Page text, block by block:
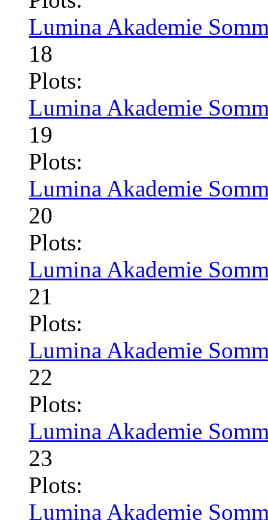
Lumina Akademie
18
Plots:
Lumina Akademie
19
Plots:
Lumina Akademie
20
Plots:
Lumina Akademie
21
Plots:
Lumina Akademie
22
Plots:
Lumina Akademie
23
Plots:
Lumina Akademie